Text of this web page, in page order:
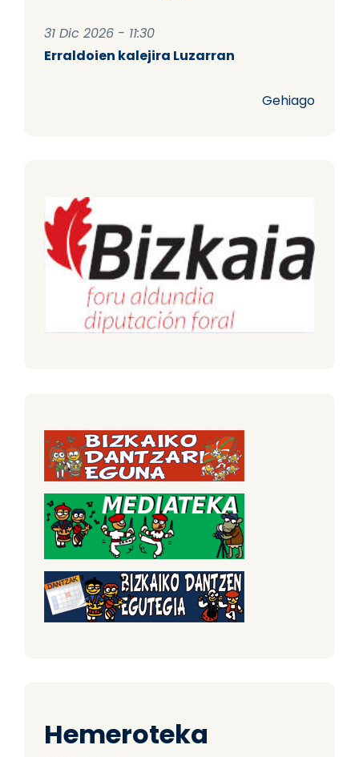
31 Dic 2026 - 11:30
Erraldoien kalejira Luzarran
Gehiago
Hemeroteka